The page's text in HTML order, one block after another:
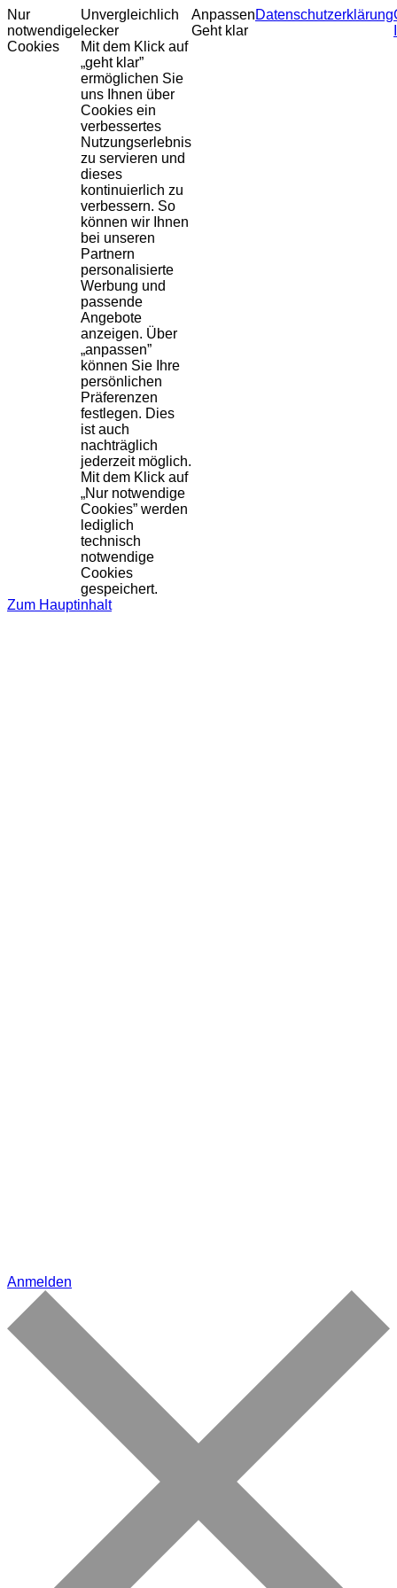
Nur
notwendige
Cookies
Unvergleichlich
lecker
Mit dem Klick auf
„geht klar”
ermöglichen Sie
uns Ihnen über
Cookies ein
verbessertes
Nutzungserlebnis
zu servieren und
dieses
kontinuierlich zu
verbessern. So
können wir Ihnen
bei unseren
Partnern
personalisierte
Werbung und
passende
Angebote
anzeigen. Über
„anpassen”
können Sie Ihre
persönlichen
Präferenzen
festlegen. Dies
ist auch
nachträglich
jederzeit möglich.
Mit dem Klick auf
„Nur notwendige
Cookies” werden
lediglich
technisch
notwendige
Cookies
gespeichert.
Anpassen
Geht klar
Datenschutzerklärung
Zum Hauptinhalt
Anmelden